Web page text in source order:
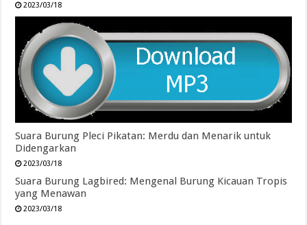
2023/03/18
Suara Burung Pleci Pikatan: Merdu dan Menarik untuk
Didengarkan
2023/03/18
Suara Burung Lagbired: Mengenal Burung Kicauan Tropis
yang Menawan
2023/03/18